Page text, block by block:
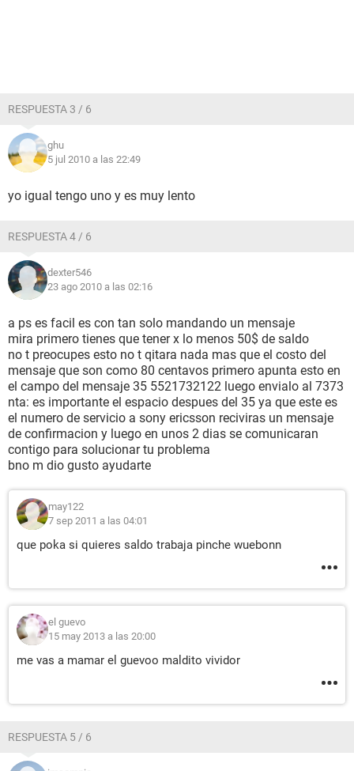
RESPUESTA 3 / 6
ghu
5 jul 2010 a las 22:49
yo igual tengo uno y es muy lento
RESPUESTA 4 / 6
dexter546
23 ago 2010 a las 02:16
a ps es facil es con tan solo mandando un mensaje
mira primero tienes que tener x lo menos 50$ de saldo
no t preocupes esto no t qitara nada mas que el costo del
mensaje que son como 80 centavos primero apunta esto en
el campo del mensaje 35 5521732122 luego envialo al 7373
nta: es importante el espacio despues del 35 ya que este es
el numero de servicio a sony ericsson reciviras un mensaje
de confirmacion y luego en unos 2 dias se comunicaran
contigo para solucionar tu problema
bno m dio gusto ayudarte
may122
7 sep 2011 a las 04:01
que poka si quieres saldo trabaja pinche wuebonn
el guevo
15 may 2013 a las 20:00
me vas a mamar el guevoo maldito vividor
RESPUESTA 5 / 6